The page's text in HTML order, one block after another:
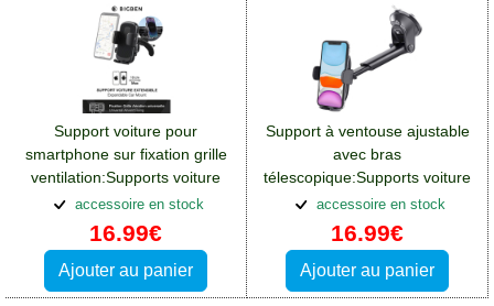
Support voiture pour
smartphone sur fixation grille
ventilation:Supports voiture
Crosscall Spider X4
accessoire en stock
16.99€
Ajouter au panier
Support à ventouse ajustable
avec bras
télescopique:Supports voiture
Crosscall Spider X4
accessoire en stock
16.99€
Ajouter au panier